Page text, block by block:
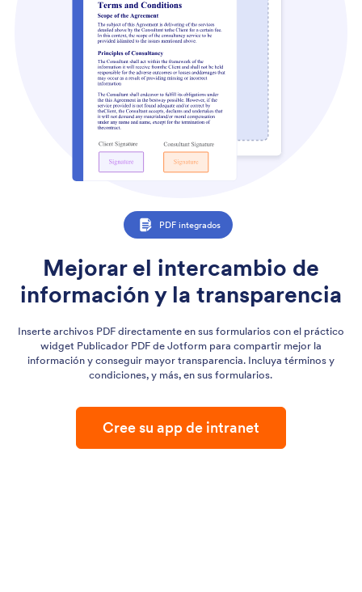
PDF integrados
Mejorar el intercambio de
información y la transparencia
Inserte archivos PDF directamente en sus formularios con el práctico
widget Publicador PDF de Jotform para compartir mejor la
información y conseguir mayor transparencia. Incluya términos y
condiciones, y más, en sus formularios.
Cree su app de intranet